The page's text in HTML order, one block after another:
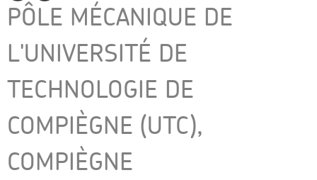
PÔLE MÉCANIQUE DE
L'UNIVERSITÉ DE
TECHNOLOGIE DE
COMPIÈGNE (UTC),
COMPIÈGNE